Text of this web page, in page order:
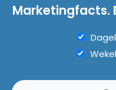
Marketingfacts.